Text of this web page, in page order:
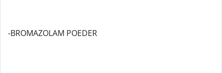
-BROMAZOLAM POEDER